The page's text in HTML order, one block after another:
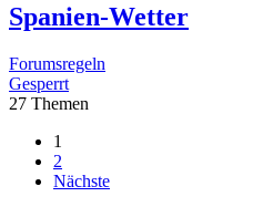
Spanien-Wetter
Forumsregeln
Gesperrt
27 Themen
1
2
Nächste